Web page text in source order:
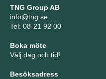
TNG Group AB
info@tng.se
Tel: 08-21 92 00
Boka möte
Välj dag och tid!
Besöksadress